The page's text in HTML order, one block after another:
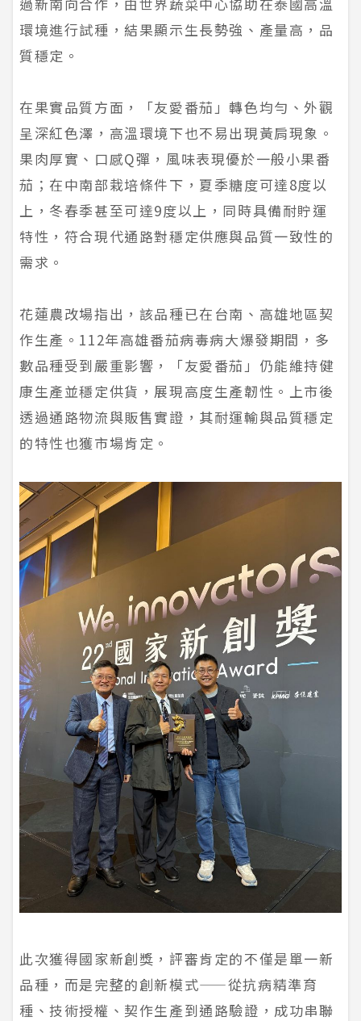
環境進行試種，結果顯示生長勢強、產量高，品
質穩定。
在果實品質方面，「友愛番茄」轉色均勻、外觀
呈深紅色澤，高溫環境下也不易出現黃肩現象。
果肉厚實、口感Q彈，風味表現優於一般小果番
茄；在中南部栽培條件下，夏季糖度可達8度以
上，冬春季甚至可達9度以上，同時具備耐貯運
特性，符合現代通路對穩定供應與品質一致性的
需求。
花蓮農改場指出，該品種已在台南、高雄地區契
作生產。112年高雄番茄病毒病大爆發期間，多
數品種受到嚴重影響，「友愛番茄」仍能維持健
康生產並穩定供貨，展現高度生產韌性。上市後
透過通路物流與販售實證，其耐運輸與品質穩定
的特性也獲市場肯定。
此次獲得國家新創獎，評審肯定的不僅是單一新
品種，而是完整的創新模式——從抗病精準育
種、技術授權、契作生產到通路驗證，成功串聯